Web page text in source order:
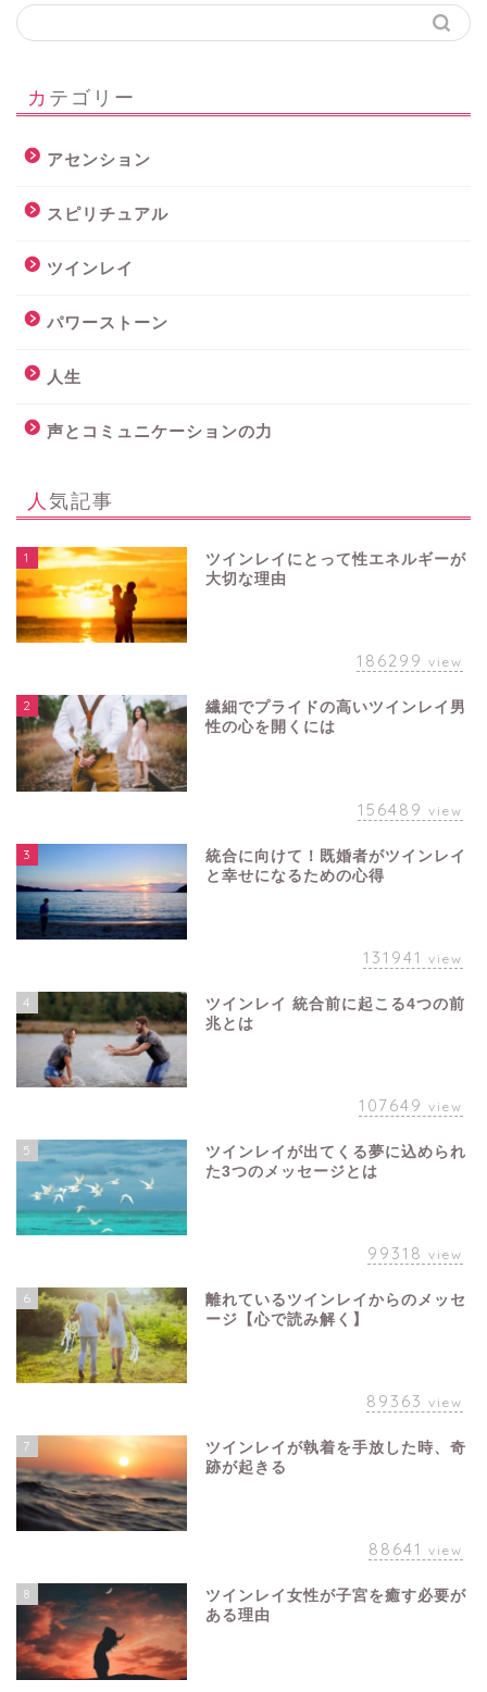
カテゴリー
アセンション
スピリチュアル
ツインレイ
パワーストーン
人生
声とコミュニケーションの力
人気記事
1
ツインレイにとって性エネルギーが
大切な理由
186299 view
2
繊細でプライドの高いツインレイ男
性の心を開くには
156489 view
3
統合に向けて！既婚者がツインレイ
と幸せになるための心得
131941 view
4
ツインレイ 統合前に起こる4つの前
兆とは
107649 view
5
ツインレイが出てくる夢に込められ
た3つのメッセージとは
99318 view
6
離れているツインレイからのメッセ
ージ【心で読み解く】
89363 view
7
ツインレイが執着を手放した時、奇
跡が起きる
88641 view
8
ツインレイ女性が子宮を癒す必要が
ある理由